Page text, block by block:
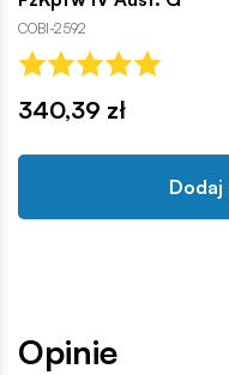
COBI-2592
340,39 zł
Dodaj
Opinie